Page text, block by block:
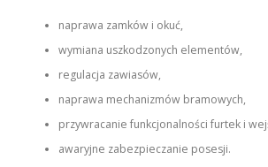
naprawa zamków i okuć,
wymiana uszkodzonych elementów,
regulacja zawiasów,
naprawa mechanizmów bramowych,
przywracanie funkcjonalności furtek i
awaryjne zabezpieczanie posesji.